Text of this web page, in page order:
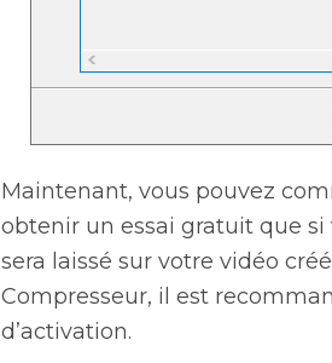
Maintenant, vous pouvez
obtenir un essai gratuit que si
sera laissé sur votre vidéo
Compresseur, il est
d’activation.